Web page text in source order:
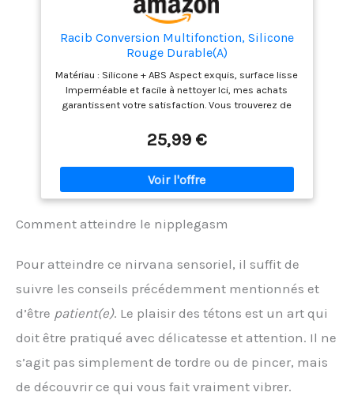
Racib Conversion Multifonction, Silicone
Rouge Durable(A)
Matériau : Silicone + ABS Aspect exquis, surface lisse
Imperméable et facile à nettoyer Ici, mes achats
garantissent votre satisfaction. Vous trouverez de
vous souhaite un bon shopping.
25,99 €
Comment atteindre le nipplegasm
Pour atteindre ce nirvana sensoriel, il suffit de
suivre les conseils précédemment mentionnés et
d’être patient(e). Le plaisir des tétons est un art qui
doit être pratiqué avec délicatesse et attention. Il ne
s’agit pas simplement de tordre ou de pincer, mais
de découvrir ce qui vous fait vraiment vibrer.